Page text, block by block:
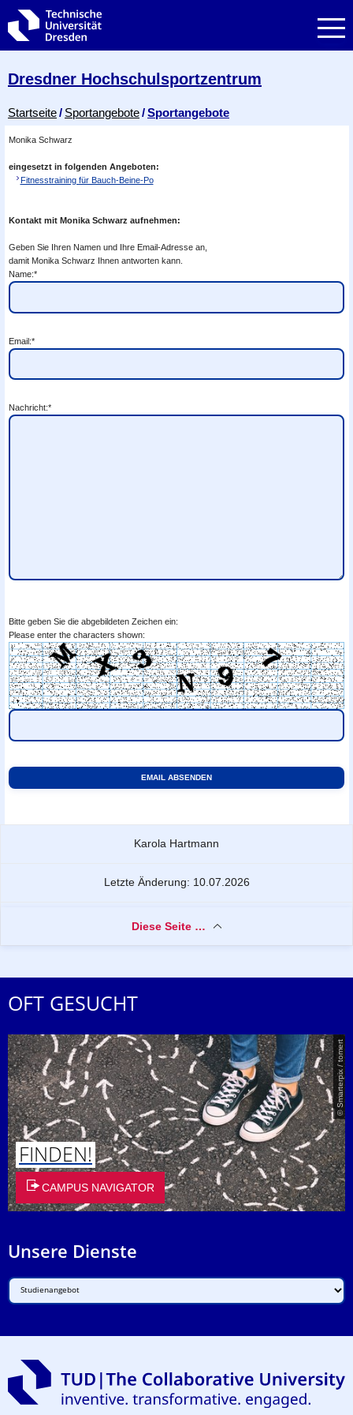
Dresdner Hochschul­sportzentrum
Breadcrumb-Menü
Startseite Sportangebote Sportangebote
Monika Schwarz
eingesetzt in folgenden Angeboten:
Fitnesstraining für Bauch-Beine-Po
Kontakt mit Monika Schwarz aufnehmen:
Geben Sie Ihren Namen und Ihre Email-Adresse an,
damit Monika Schwarz Ihnen antworten kann.
Name:*
Email:*
Nachricht:*
Bitte geben Sie die abgebildeten Zeichen ein:
Please enter the characters shown:
Karola Hartmann
Letzte Änderung: 10.07.2026
Diese Seite …
OFT GESUCHT
© Smarterpix / tomert
FINDEN!
CAMPUS NAVIGATOR
Unsere Dienste